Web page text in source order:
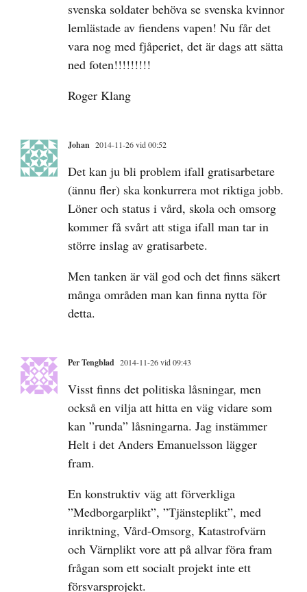
svenska soldater behöva se svenska kvinnor
lemlästade av fiendens vapen! Nu får det
vara nog med fjåperiet, det är dags att sätta
ned foten!!!!!!!!!
Roger Klang
Johan 2014-11-26 vid 00:52
Det kan ju bli problem ifall gratisarbetare
(ännu fler) ska konkurrera mot riktiga jobb.
Löner och status i vård, skola och omsorg
kommer få svårt att stiga ifall man tar in
större inslag av gratisarbete.
Men tanken är väl god och det finns säkert
många områden man kan finna nytta för
detta.
Per Tengblad 2014-11-26 vid 09:43
Visst finns det politiska låsningar, men
också en vilja att hitta en väg vidare som
kan ”runda” låsningarna. Jag instämmer
Helt i det Anders Emanuelsson lägger
fram.
En konstruktiv väg att förverkliga
”Medborgarplikt”, ”Tjänsteplikt”, med
inriktning, Vård-Omsorg, Katastrofvärn
och Värnplikt vore att på allvar föra fram
frågan som ett socialt projekt inte ett
försvarsprojekt.